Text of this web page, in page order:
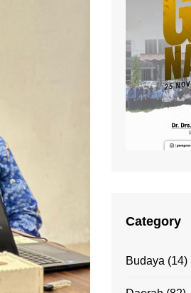
Category
Budaya (14)